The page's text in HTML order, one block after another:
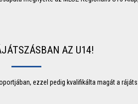
AZ U14!
ezzel pedig kvalifikálta magát a